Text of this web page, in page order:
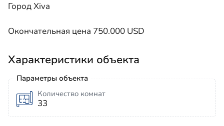
Город Xiva
Окончательная цена 750.000 USD
Характеристики объекта
Параметры объекта
Количество комнат
33